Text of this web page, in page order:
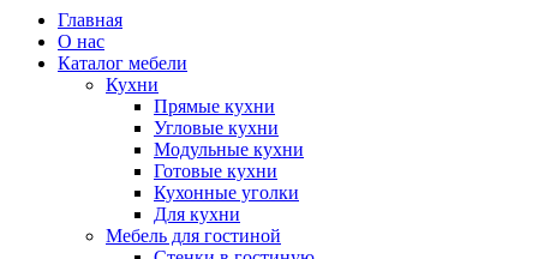
Главная
О нас
Каталог мебели
Кухни
Прямые кухни
Угловые кухни
Модульные кухни
Готовые кухни
Кухонные уголки
Для кухни
Мебель для гостиной